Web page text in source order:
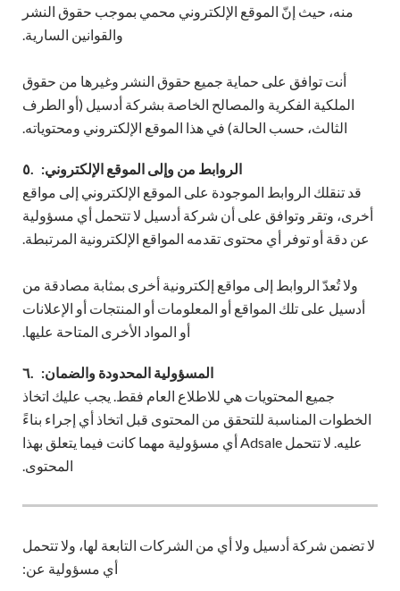
منه، حيث إنّ الموقع الإلكتروني محمي بموجب حقوق النشر
والقوانين السارية.
أنت توافق على حماية جميع حقوق النشر وغيرها من حقوق
الملكية الفكرية والمصالح الخاصة بشركة أدسيل (أو الطرف
الثالث، حسب الحالة) في هذا الموقع الإلكتروني ومحتوياته.
٥. الروابط من وإلى الموقع الإلكتروني:
قد تنقلك الروابط الموجودة على الموقع الإلكتروني إلى مواقع
أخرى، وتقر وتوافق على أن شركة أدسيل لا تتحمل أي مسؤولية
عن دقة أو توفر أي محتوى تقدمه المواقع الإلكترونية المرتبطة.
ولا تُعدّ الروابط إلى مواقع إلكترونية أخرى بمثابة مصادقة من
أدسيل على تلك المواقع أو المعلومات أو المنتجات أو الإعلانات
أو المواد الأخرى المتاحة عليها.
٦. المسؤولية المحدودة والضمان:
جميع المحتويات هي للاطلاع العام فقط. يجب عليك اتخاذ
الخطوات المناسبة للتحقق من المحتوى قبل اتخاذ أي إجراء بناءً
عليه. لا تتحمل Adsale أي مسؤولية مهما كانت فيما يتعلق بهذا
المحتوى.
لا تضمن شركة أدسيل ولا أي من الشركات التابعة لها، ولا تتحمل
أي مسؤولية عن: